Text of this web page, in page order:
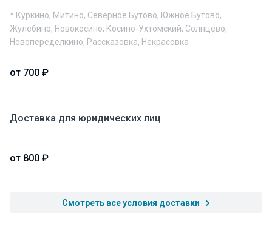
* Куркино, Митино, Северное Бутово, Южное Бутово,
Жулебино, Новокосино, Косино-Ухтомский, Солнцево,
Новопеределкино, Рассказовка, Некрасовка
от 700 ₽
Доставка для юридических лиц
от 800 ₽
Смотреть все условия доставки